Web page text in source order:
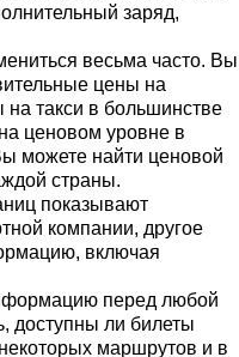
заряд,
весьма часто. Вы
цены на
такси в большинстве
ценовом уровне в
можете найти ценовой
страны.
показывают
компании, другое
включая
перед любой
доступны ли билеты
маршрутов и в